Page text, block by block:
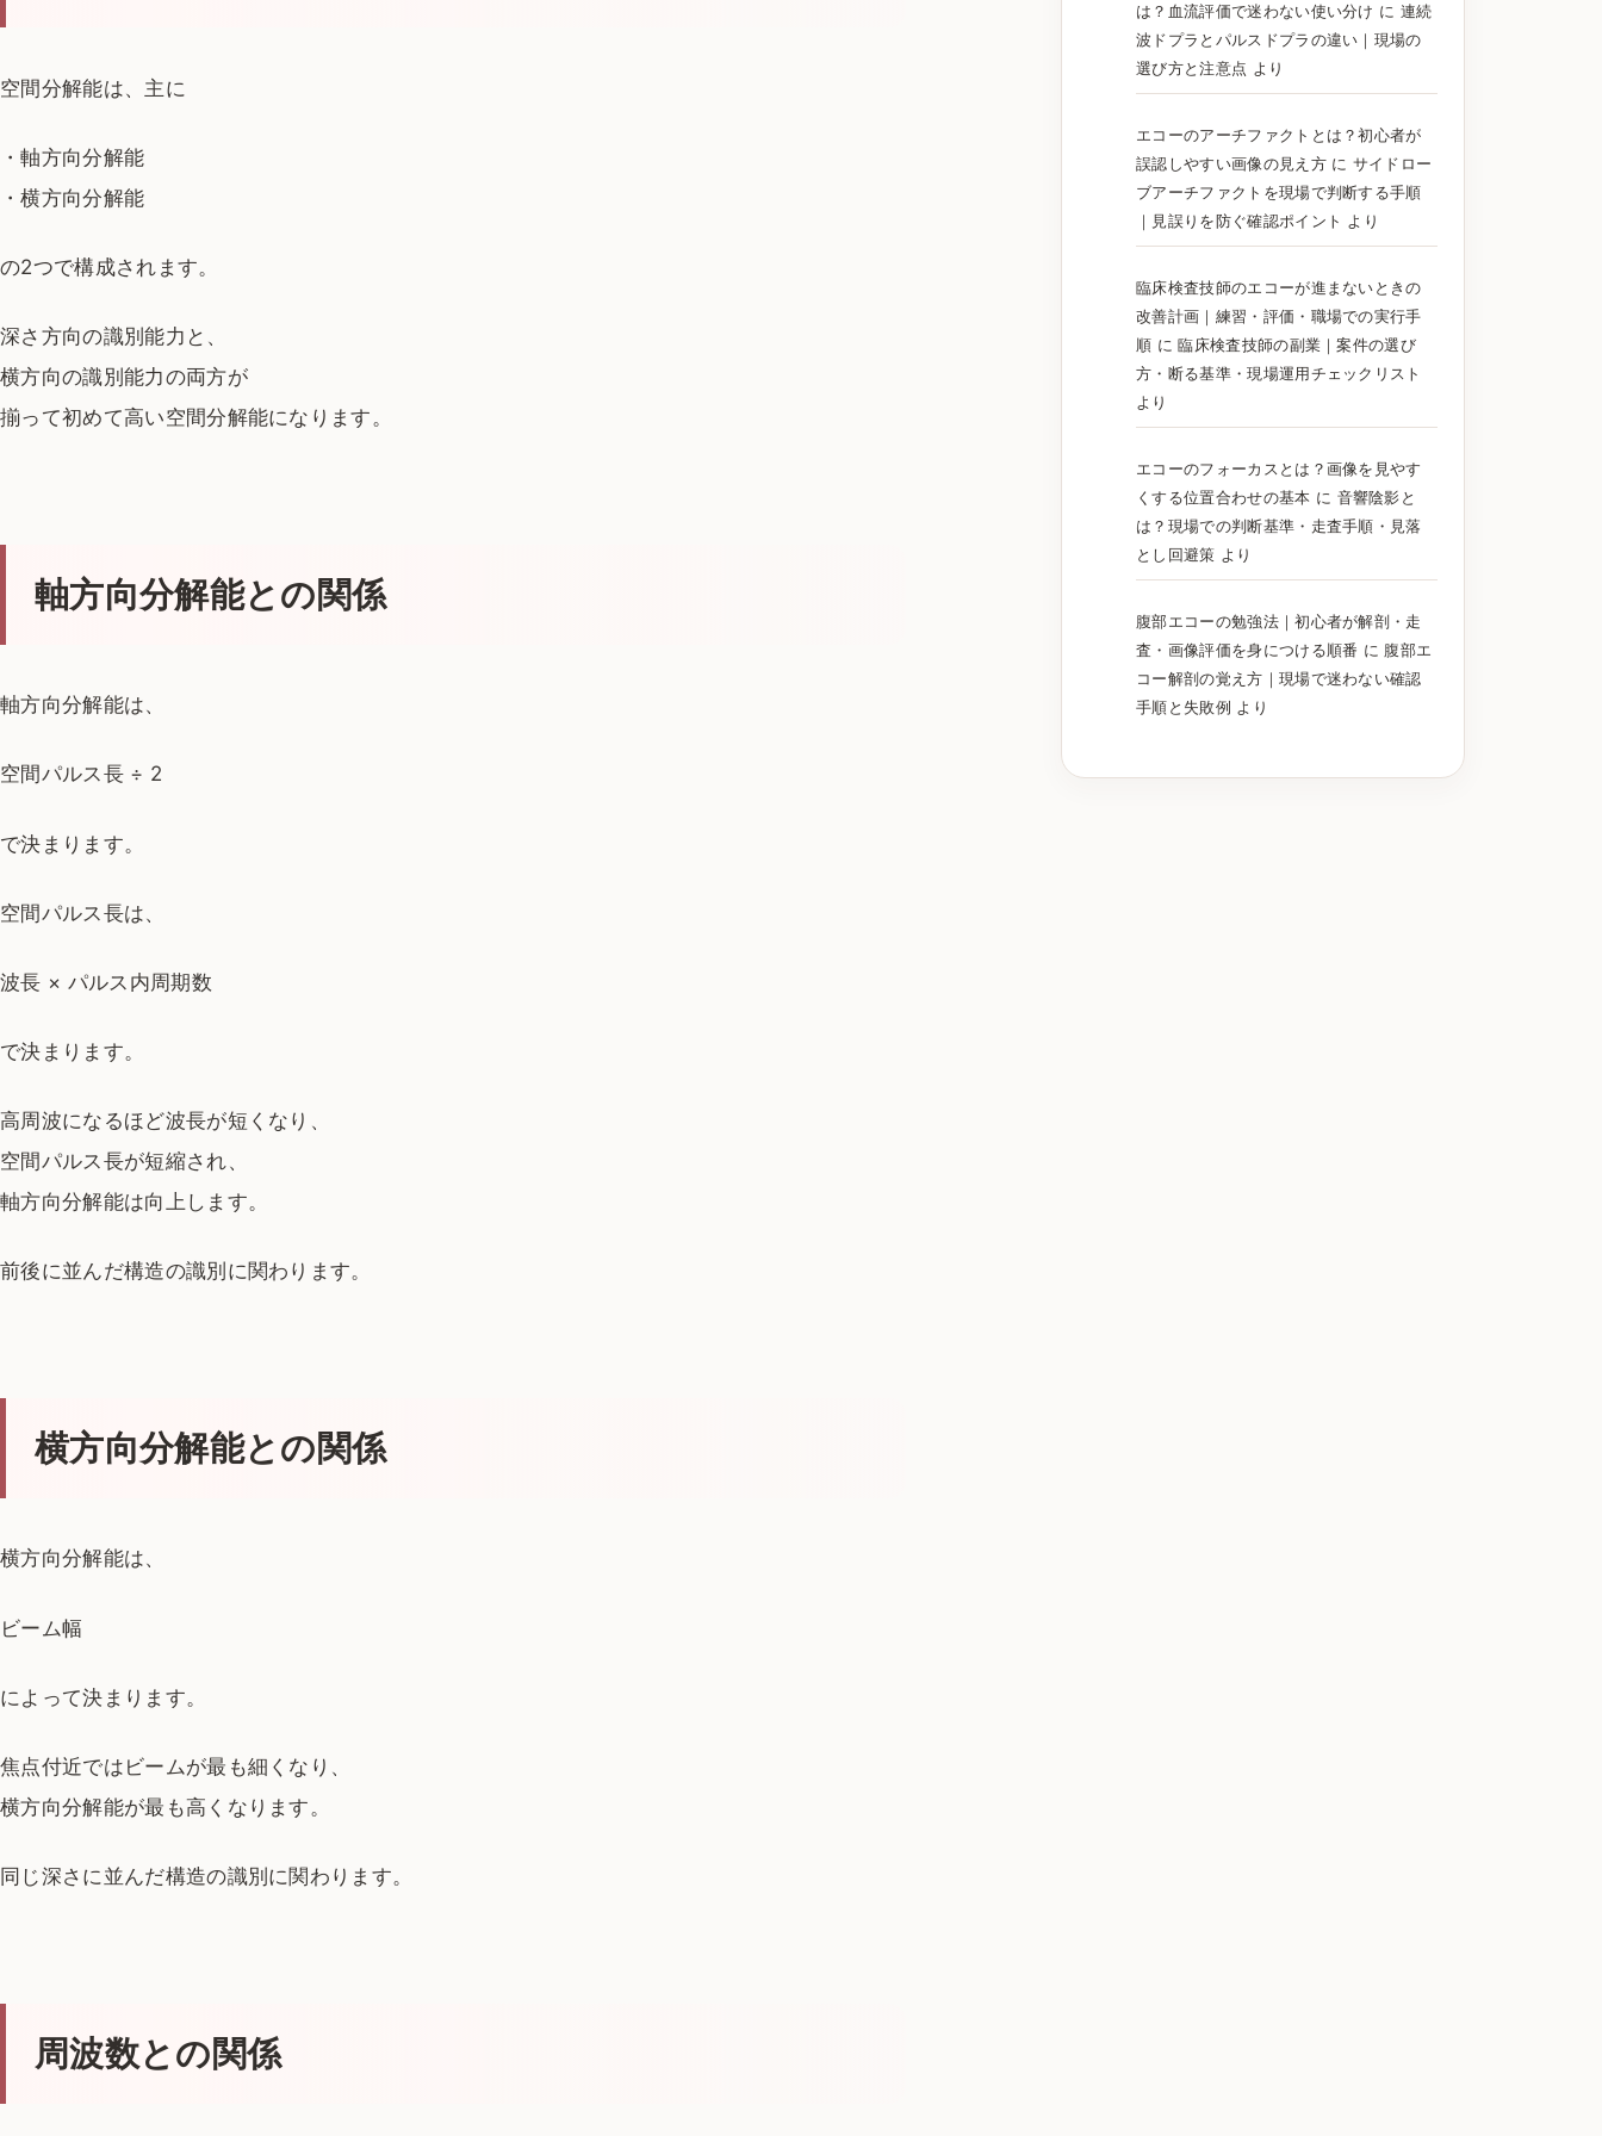
空間分解能は、主に
・軸方向分解能
・横方向分解能
の2つで構成されます。
深さ方向の識別能力と、
横方向の識別能力の両方が
揃って初めて高い空間分解能になります。
軸方向分解能との関係
軸方向分解能は、
空間パルス長 ÷ 2
で決まります。
空間パルス長は、
波長 × パルス内周期数
で決まります。
高周波になるほど波長が短くなり、
空間パルス長が短縮され、
軸方向分解能は向上します。
前後に並んだ構造の識別に関わります。
横方向分解能との関係
横方向分解能は、
ビーム幅
によって決まります。
焦点付近ではビームが最も細くなり、
横方向分解能が最も高くなります。
同じ深さに並んだ構造の識別に関わります。
周波数との関係
は？血流評価で迷わない使い分け に 連続
波ドプラとパルスドプラの違い｜現場の
選び方と注意点 より
エコーのアーチファクトとは？初心者が
誤認しやすい画像の見え方に サイドロー
ブアーチファクトを現場で判断する手順
｜見誤りを防ぐ確認ポイント より
臨床検査技師のエコーが進まないときの
改善計画｜練習・評価・職場での実行手
順 に臨床検査技師の副業｜案件の選び
方・断る基準・現場運用チェックリスト
より
エコーのフォーカスとは？画像を見やす
くする位置合わせの基本 に 音響陰影と
は？現場での判断基準・走査手順・見落
とし回避策 より
腹部エコーの勉強法｜初心者が解剖・走
査・画像評価を身につける順番 に 腹部エ
コー解剖の覚え方｜現場で迷わない確認
手順と失敗例 より